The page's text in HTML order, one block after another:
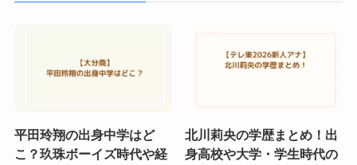
平田玲翔の出身中学はど
こ？玖珠ボーイズ時代や経
北川莉央の学歴まとめ！出
身高校や大学・学生時代の